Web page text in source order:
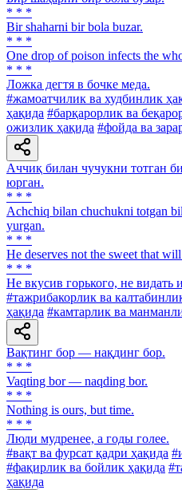
* * *
Bir shaharni bir bola buzar.
* * *
One drop of poison infects the
* * *
Ложка дегтя в бочке меда.
#жамоатчилик ва худбинлик
ҳақида #барқарорлик ва
ожизлик ҳақида #фойда ва
Аччиқ билан чучукни тотган
юрган.
* * *
Achchiq bilan chuchukni totgan
yurgan.
* * *
He deserves not the sweet that
* * *
He вкусив горького, не видать
#тажрибакорлик ва
ҳақида #камтарлик ва
Вақтинг бор — нақдинг бор.
* * *
Vaqting bor — naqding bor.
* * *
Nothing is ours, but time.
* * *
Люди мудренее, a годы голее.
#вақт ва фурсат қадри ҳақида
#фақирлик ва бойлик ҳақида
ҳақида